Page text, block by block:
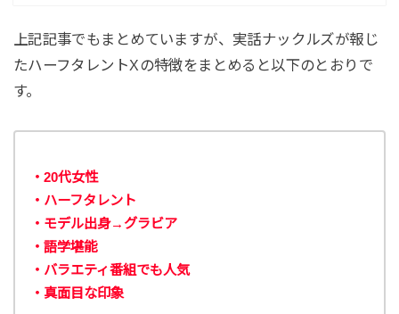
上記記事でもまとめていますが、実話ナックルズが報じ
たハーフタレントXの特徴をまとめると以下のとおりで
す。
・20代女性
・ハーフタレント
・モデル出身→グラビア
・語学堪能
・バラエティ番組でも人気
・真面目な印象